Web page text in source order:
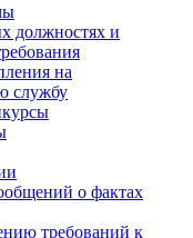
должностях и
на
службу
о фактах
требований к